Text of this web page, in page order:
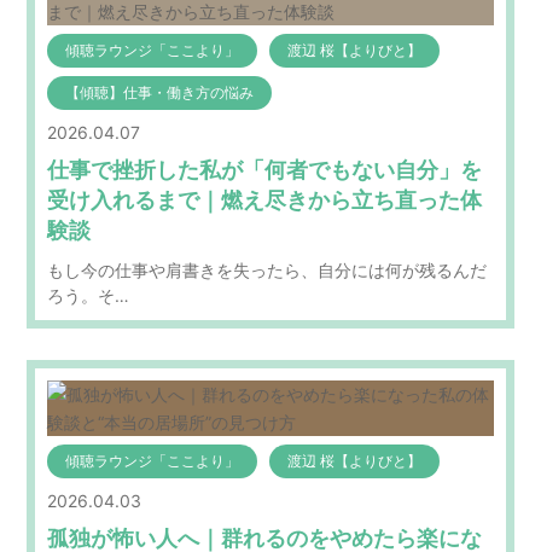
傾聴ラウンジ「ここより」 渡辺 桜【よりびと】
【傾聴】仕事・働き方の悩み
2026.04.07
仕事で挫折した私が「何者でもない自分」を
受け入れるまで｜燃え尽きから立ち直った体
験談
もし今の仕事や肩書きを失ったら、自分には何が残るんだ
ろう。そ…
傾聴ラウンジ「ここより」 渡辺 桜【よりびと】
2026.04.03
孤独が怖い人へ｜群れるのをやめたら楽にな